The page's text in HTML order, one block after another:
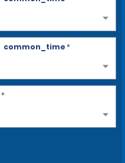
common_time*
*